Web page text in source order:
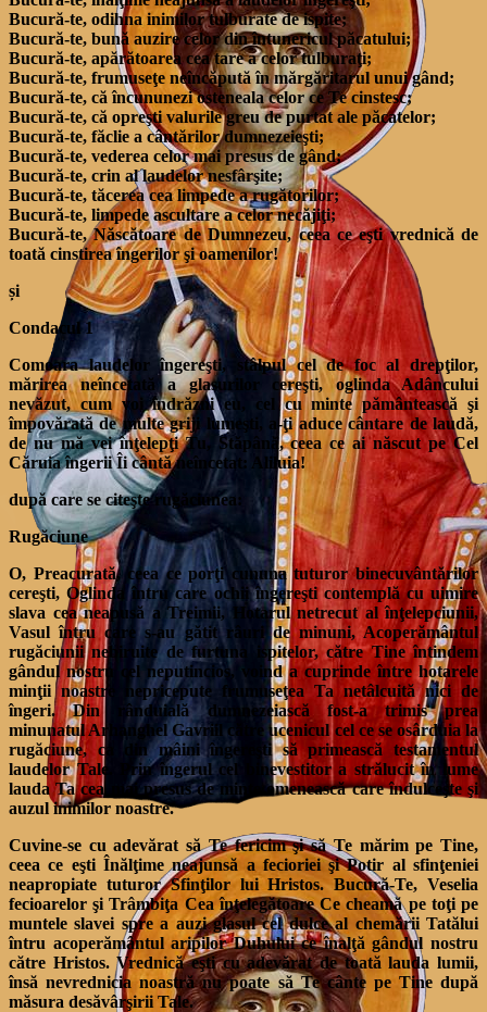
Bucură-te, odihna inimilor tulburate de ispite;
Bucură-te, bună auzire celor din întunericul păcatului;
Bucură-te, apărătoarea cea tare a celor tulburaţi;
Bucură-te, frumuseţe neîncăpută în mărgăritarul unui gând;
Bucură-te, că încununezi osteneala celor ce Te cinstesc;
Bucură-te, că opreşti valurile greu de purtat ale păcatelor;
Bucură-te, făclie a cântărilor dumnezeieşti;
Bucură-te, vederea celor mai presus de gând;
Bucură-te, crin al laudelor nesfârşite;
Bucură-te, tăcerea cea limpede a rugătorilor;
Bucură-te, limpede ascultare a celor necăjiţi;
Bucură-te, Născătoare de Dumnezeu, ceea ce eşti vrednică de
toată cinstirea îngerilor şi oamenilor!
și
Condacul 1
Comoara laudelor îngereşti, stâlpul cel de foc al drepţilor,
mărirea neîncetată a glasurilor cereşti, oglinda Adâncului
nevăzut, cum voi îndrăzni eu, cel cu minte pământească şi
împovărată de multe griji lumeşti, a-ţi aduce cântare de laudă,
de nu mă vei înţelepţi Tu, Stăpână, ceea ce ai născut pe Cel
Căruia îngerii Îi cântă neîncetat: Aliluia!
după care se citeşte rugăciunea:
Rugăciune
O, Preacurată, ceea ce porţi cununa tuturor binecuvântărilor
cereşti, Oglinda întru care ochii îngereşti contemplă cu uimire
slava cea neapusă a Treimii, Hotarul netrecut al înţelepciunii,
Vasul întru care s-au gătit râuri de minuni, Acoperământul
rugăciunii nebiruite de furtuna ispitelor, către Tine întindem
gândul nostru cel neputincios, voind a cuprinde între hotarele
minţii noastre nepricepute frumuseţea Ta netâlcuită nici de
îngeri. Din rânduială dumnezeiască fost-a trimis prea
minunatul Arhanghel Gavriil către ucenicul cel ce se osârduia la
rugăciune, ca din mâini îngereşti să primească testamentul
laudelor Tale. Prin îngerul cel binevestitor a strălucit în lume
lauda Ta cea mai presus de minte omenească care îndulceşte şi
auzul inimilor noastre.
Cuvine-se cu adevărat să Te fericim şi să Te mărim pe Tine,
ceea ce eşti Înălţime neajunsă a fecioriei şi Potir al sfinţeniei
neapropiate tuturor Sfinţilor lui Hristos. Bucură-Te, Veselia
fecioarelor şi Trâmbiţa Cea înţelegătoare Ce cheamă pe toţi pe
muntele slavei spre a auzi glasul cel dulce al chemării Tatălui
întru acoperământul aripilor Duhului ce înalţă gândul nostru
către Hristos. Vrednică eşti cu adevărat de toată lauda lumii,
însă nevrednicia noastră nu poate să Te cânte pe Tine după
măsura desăvârşirii Tale.